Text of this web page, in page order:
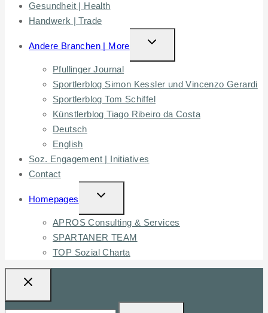
Gesundheit | Health
Handwerk | Trade
Andere Branchen | More
TOGGLE
CHILD
Pfullinger Journal
Sportlerblog Simon Kessler und Vincenzo Gerardi
Sportlerblog Tom Schiffel
Künstlerblog Tiago Ribeiro da Costa
Deutsch
English
Soz. Engagement | Initiatives
Contact
Homepages
TOGGLE
CHILD
MENU
APROS Consulting & Services
SPARTANER TEAM
TOP Sozial Charta
Suchen